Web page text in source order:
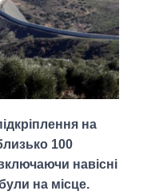
на
100
навісні
на місце.